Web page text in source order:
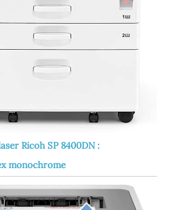
Ricoh SP 8400DN :
monochrome